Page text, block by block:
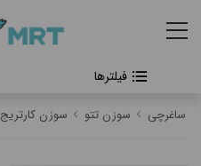
#بدون دسته بندی
ساغرچی سوزن تتو سوزن کارتریج
فیلترها